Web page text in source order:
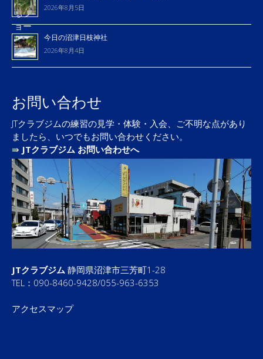
2026年8月5日
今日の沼津日枝神社
2026年8月4日
お問い合わせ
JTクラブジムの練習の見学・体験・入会、ご不明な点があり
ましたら、いつでもお問い合わせください。
⇛ JTクラブジム お問い合わせへ
JTクラブジム 静岡県沼津市三芳町1-28
TEL：090-8460-9428/055-963-6353
アクセスマップ